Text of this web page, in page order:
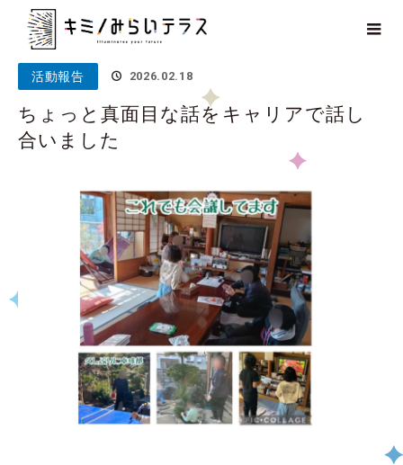
ホーム
ブログ
活動報告 ちょっと真面目な話をキャリアで話
活動報告 2026.02.18
ちょっと真面目な話をキャリアで話し
合いました